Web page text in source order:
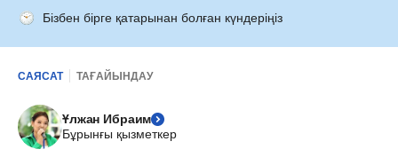
Бізбен бірге қатарынан болған күндеріңіз
САЯСАТ ТАҒАЙЫНДАУ
Ұлжан Ибраим
Бұрынғы қызметкер